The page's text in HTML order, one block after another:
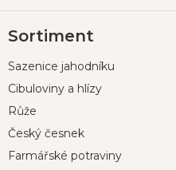
á
a
Sortiment
Sazenice jahodníku
Cibuloviny a hlízy
Růže
Český česnek
Farmářské potraviny